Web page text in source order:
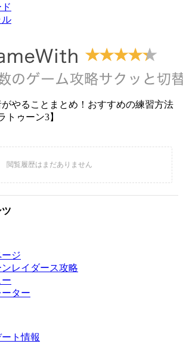
ル
がやることまとめ！おすすめの練習方法
トゥーン3】
ジ
レイダース攻略
ター
ト情報